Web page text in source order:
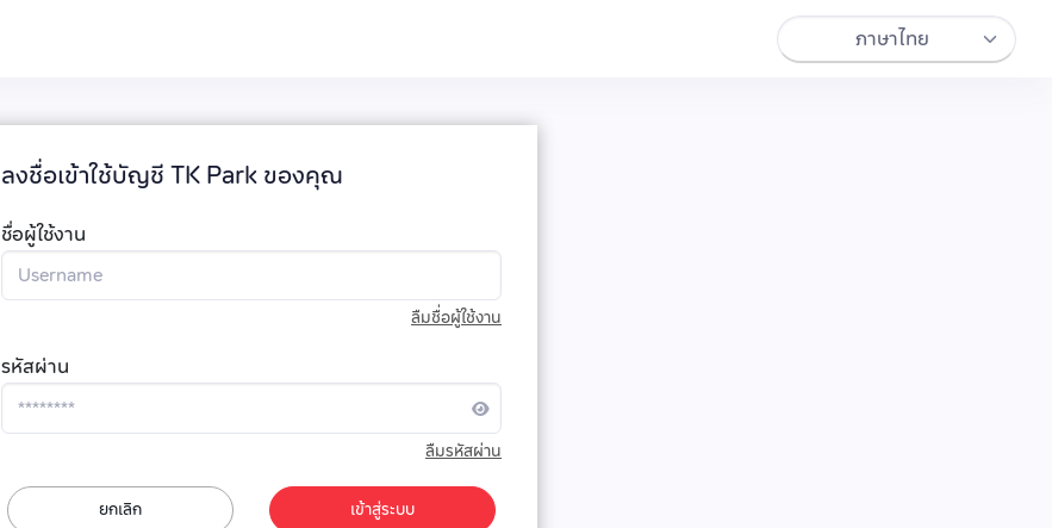
ลงชื่อเข้าใช้บัญชี TK Park ของคุณ
ชื่อผู้ใช้งาน
ลืมชื่อผู้ใช้งาน
รหัสผ่าน
ลืมรหัสผ่าน
เข้าสู่ระบบ
ยกเลิก